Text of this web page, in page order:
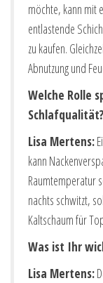
möchte, kann mit
entlastende
zu kaufen.
Abnutzung und
Welche Rolle
Schlafqualität?
Lisa Mertens:
kann
Raumtemperatur
nachts schwitzt,
Kaltschaum für
Was ist Ihr
Lisa Mertens: